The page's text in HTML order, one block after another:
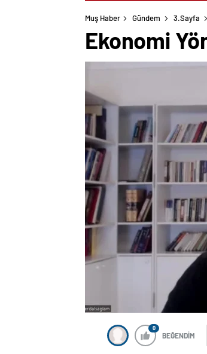
Muş Haber Gündem 3.Sayfa
Ekonomi
0
BEĞENDİM